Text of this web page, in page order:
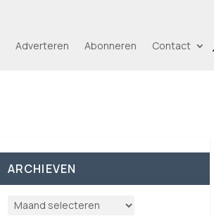
Adverteren Abonneren Contact
ARCHIEVEN